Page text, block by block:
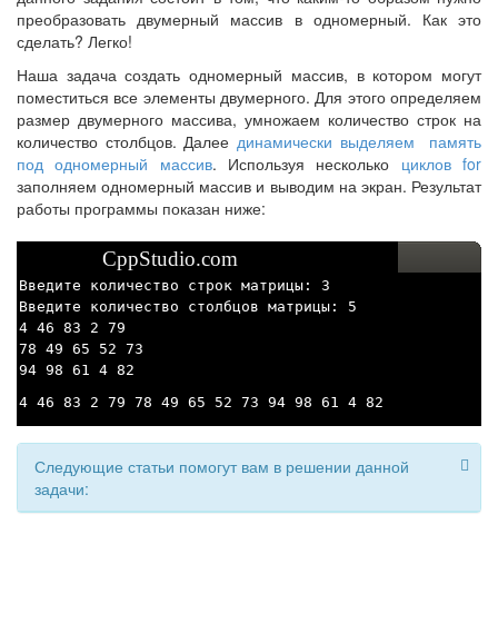
преобразовать двумерный массив в одномерный. Как это
сделать? Легко!
Наша задача создать одномерный массив, в котором могут
поместиться все элементы двумерного. Для этого определяем
размер двумерного массива, умножаем количество строк на
количество столбцов. Далее динамически выделяем память
под одномерный массив. Используя несколько циклов for
заполняем одномерный массив и выводим на экран. Результат
работы программы показан ниже:
CppStudio.com
Введите количество строк матрицы: 3
Введите количество столбцов матрицы: 5
4 46 83 2 79
78 49 65 52 73
94 98 61 4 82
4 46 83 2 79 78 49 65 52 73 94 98 61 4 82
Следующие статьи помогут вам в решении данной
задачи: